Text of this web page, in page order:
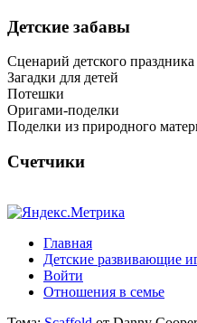
Детские забавы
Сценарий детского праздника
Загадки для детей
Потешки
Оригами-поделки
Поделки из природного
Счетчики
Главная
Детские развивающие
Войти
Отношения в семье